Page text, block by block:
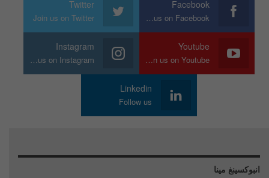
Facebook
Join us on Facebook
Twitter
Join us on Twitter
Youtube
Join us on Youtube
Instagram
Join us on Instagram
Linkedin
Follow us
انبوكسينغ مينا